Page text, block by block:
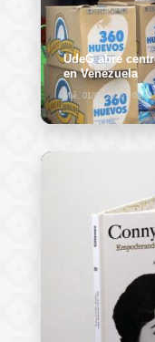
UdeG abre
en Venezuela
Mié, 01/07/2026 - 09:41